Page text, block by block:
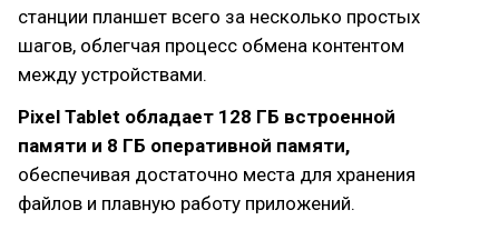
станции планшет всего за несколько простых
шагов, облегчая процесс обмена контентом
между устройствами.
Pixel Tablet обладает 128 ГБ встроенной
памяти и 8 ГБ оперативной памяти,
обеспечивая достаточно места для хранения
файлов и плавную работу приложений.